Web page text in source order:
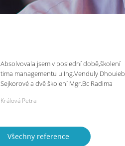
Absolvovala jsem v poslední době,školení
tima managementu u Ing.Venduly Dhouieb
Sejkorové a dvě školení Mgr.Bc Radima
doporučit,neboť mi změnily pohled na
Králová Petra
Všechny reference